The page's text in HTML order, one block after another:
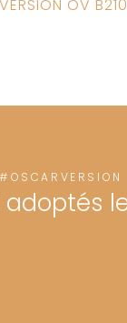
OV
#OSCARVERSION
adoptés